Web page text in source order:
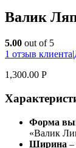
Валик
5.00 out of 5
1 отзыв клиента|
1,300.00 Р
Форма
«Валик
Ширина –